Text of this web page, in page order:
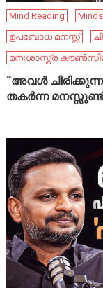
Mind Reading
ഉപബോധ മനസ്സ്
മനഃശാസ്ത്ര
“അവൾ
തകർന്ന